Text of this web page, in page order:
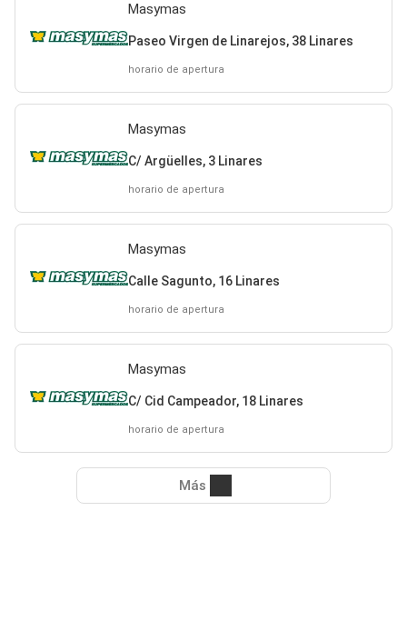
Masymas
Paseo Virgen de Linarejos, 38 Linares
horario de apertura
Masymas
C/ Argüelles, 3 Linares
horario de apertura
Masymas
Calle Sagunto, 16 Linares
horario de apertura
Masymas
C/ Cid Campeador, 18 Linares
horario de apertura
Más